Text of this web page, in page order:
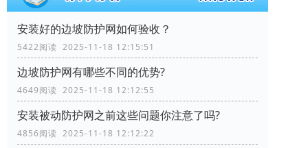
安装好的边坡防护网如何验收？
5422阅读 2025-11-18 12:15:51
边坡防护网有哪些不同的优势?
4649阅读 2025-11-18 12:12:55
安装被动防护网之前这些问题你注意了吗?
4856阅读 2025-11-18 12:12:22